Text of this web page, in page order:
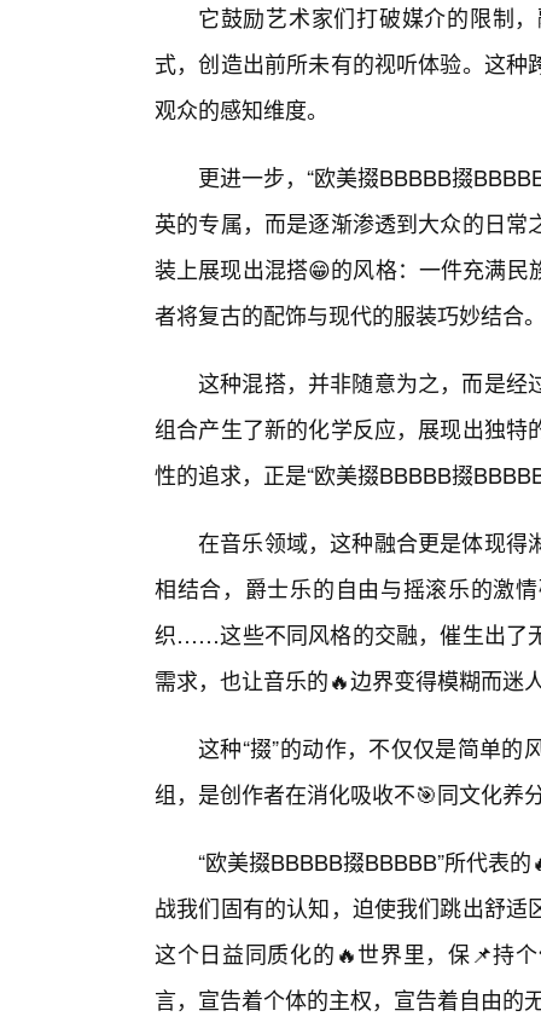
它鼓励艺术家们打破媒介的限制
式，创造出前所未有的视听体验。这
观众的感知维度。
更进一步，“欧美掇BBBBB掇
英的专属，而是逐渐渗透到大众的日
装上展现出混搭😁的风格：一件充满
者将复古的配饰与现代的服装巧妙结合
这种混搭，并非随意为之，而是经
组合产生了新的化学反应，展现出独
性的追求，正是“欧美掇BBBBB掇
在音乐领域，这种融合更是体现得
相结合，爵士乐的自由与摇滚乐的激
织……这些不同风格的交融，催生出了
需求，也让音乐的🔥边界变得模糊而迷
这种“掇”的动作，不仅仅是简单
组，是创作者在消化吸收不🎯同文化养
“欧美掇BBBBB掇BBBBB”所代表
战我们固有的认知，迫使我们跳出舒
这个日益同质化的🔥世界里，保📌持
言，宣告着个体的主权，宣告着自由的